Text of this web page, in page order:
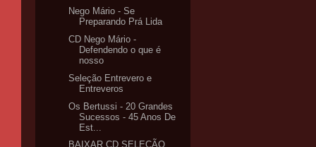
Nego Mário - Se
Preparando Prá Lida
CD Nego Mário -
Defendendo o que é
nosso
Seleção Entrevero e
Entreveros
Os Bertussi - 20 Grandes
Sucessos - 45 Anos De
Est...
BAIXAR CD SELEÇÃO